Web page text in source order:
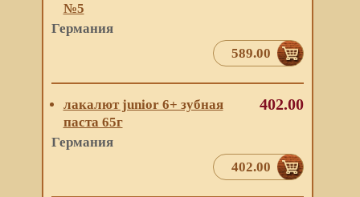
№5
Германия
589.00
лакалют junior 6+ зубная
паста 65г
Германия
402.00
402.00